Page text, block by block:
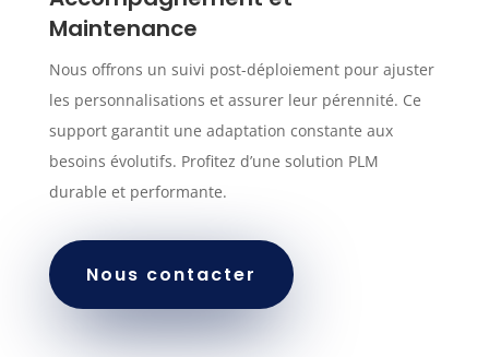
Maintenance
Nous offrons un suivi post-déploiement pour ajuster
les personnalisations et assurer leur pérennité. Ce
support garantit une adaptation constante aux
besoins évolutifs. Profitez d’une solution PLM
durable et performante.
Nous contacter